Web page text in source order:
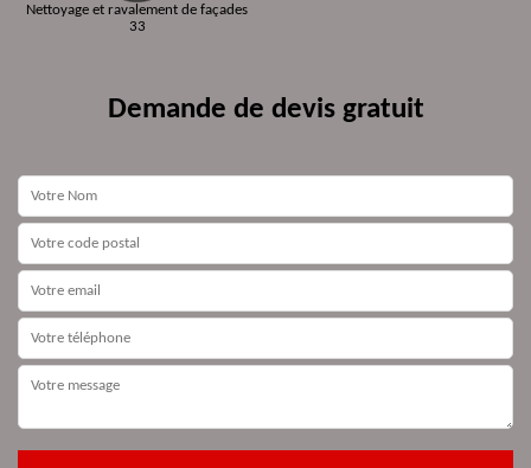
Nettoyage et ravalement de façades
33
Demande de devis gratuit